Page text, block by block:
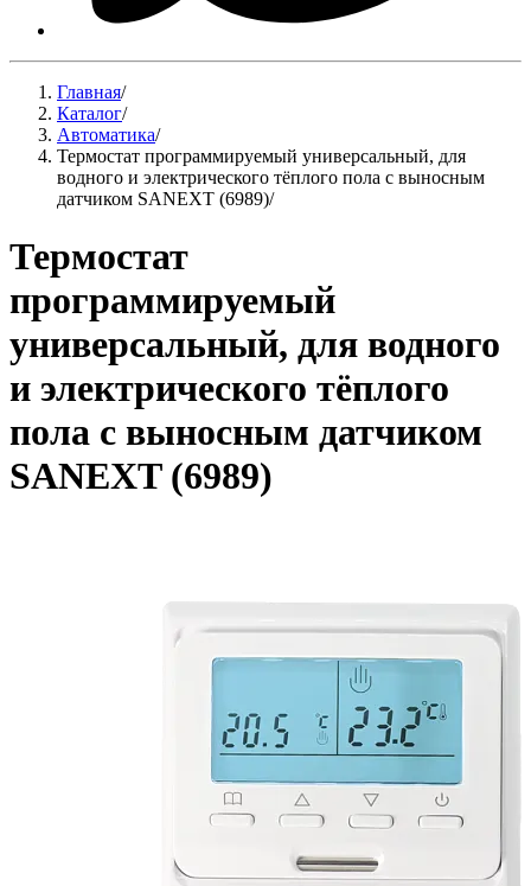
Главная/
Каталог/
Автоматика/
Термостат программируемый универсальный, для
водного и электрического тёплого пола с выносным
датчиком SANEXT (6989)/
Термостат
программируемый
универсальный, для водного
и электрического тёплого
пола с выносным датчиком
SANEXT (6989)